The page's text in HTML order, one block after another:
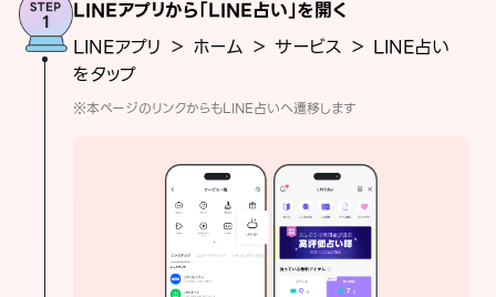
LINEアプリから「LINE占い」を開く
LINEアプリ ＞ ホーム ＞ サービス ＞ LINE占い
をタップ
※本ページのリンクからもLINE占いへ遷移します